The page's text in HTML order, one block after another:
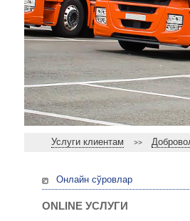
Услуги клиентам >>
Онлайн сўровлар
ONLINE УСЛУГИ